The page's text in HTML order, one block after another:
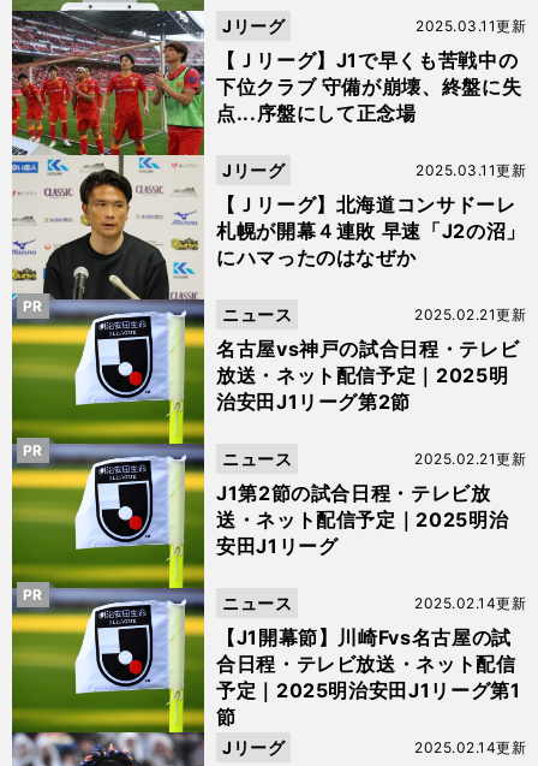
【Ｊリーグ】J1で早くも苦戦中の
下位クラブ 守備が崩壊、終盤に失
点...序盤にして正念場
2025.03.11更新
Jリーグ
【Ｊリーグ】北海道コンサドーレ
札幌が開幕４連敗 早速「J2の沼」
にハマったのはなぜか
2025.03.11更新
Jリーグ
名古屋vs神戸の試合日程・テレビ
放送・ネット配信予定｜2025明
治安田J1リーグ第2節
2025.02.21更新
ニュース
PR
J1第2節の試合日程・テレビ放
送・ネット配信予定｜2025明治
安田J1リーグ
2025.02.21更新
ニュース
PR
【J1開幕節】川崎Fvs名古屋の試
合日程・テレビ放送・ネット配信
予定｜2025明治安田J1リーグ第1
節
2025.02.14更新
ニュース
PR
2025.02.14更新
Jリーグ